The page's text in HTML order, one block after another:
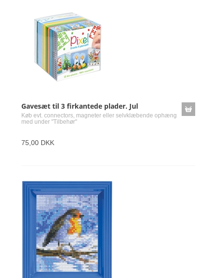
Gavesæt til 3 firkantede plader. Jul
Køb evt. connectors, magneter eller selvklæbende ophæng
med under "Tilbehør"
75,00 DKK